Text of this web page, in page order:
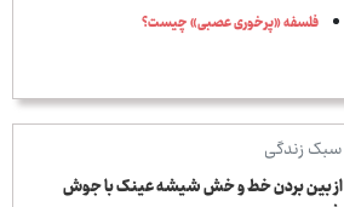
فلسفه «پرخوری عصبی» چیست؟
سبک زندگی
از بین بردن خط و خش شیشه عینک با جوش